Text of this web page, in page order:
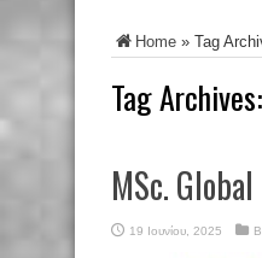
Home » Tag
Tag Archives:
MSc.
19 Ιουνίου, 2025